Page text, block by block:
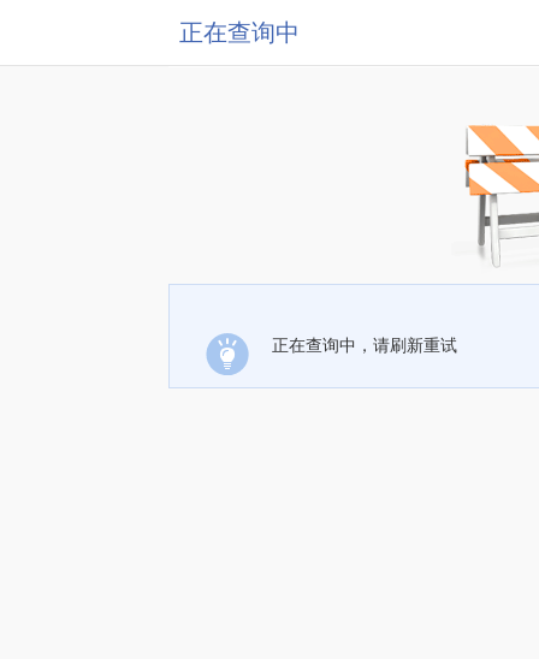
正在查询中
正在查询中，请刷新重试